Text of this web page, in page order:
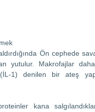
Ön cephede
yutulur. Makrofajlar
1) denilen bir ateş
kana